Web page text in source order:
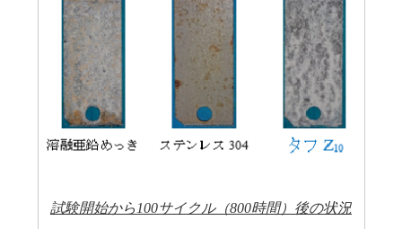
試験開始から100サイクル（800時間）後の状況